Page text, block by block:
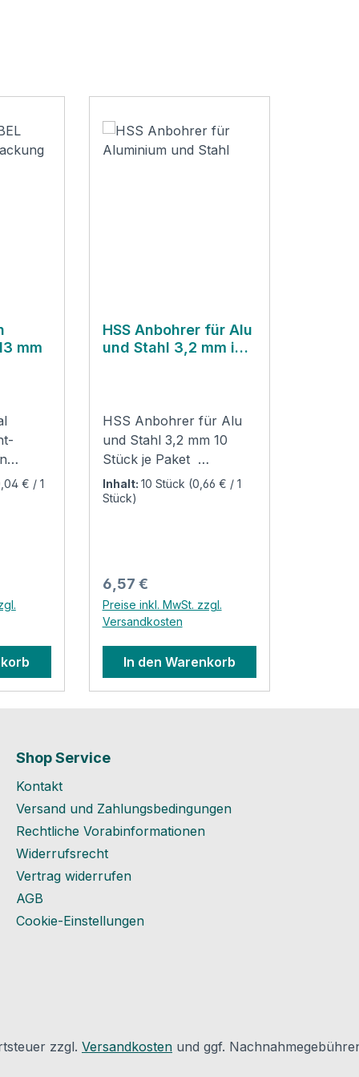
mm
für
des
und
€ / 1
HSS Anbohrer für Alu
und Stahl 3,2 mm im
HSS Anbohrer für Alu
und Stahl 3,2 mm 10
Stück je Paket
Verwendung: HSS
Anbohrer sind speziell
1897 geschliffen Type N
rechtsschneidend
zylindrisch extra kurz
Bohrdurchmesser 3,2
Gesamtlänge 40 mm
Produktsicherheit und
4D - 40699 ErkrathMail:
Inhalt: 10 Stück (0,66 € / 1
Stück)
Regulärer Preis:
6,57 €
Preise inkl. MwSt. zzgl.
Versandkosten
In den Warenkorb
Shop Service
Kontakt
Versand und Zahlungsbedingungen
Rechtliche Vorabinformationen
Widerrufsrecht
Vertrag widerrufen
AGB
Cookie-Einstellungen
zzgl. Versandkosten und ggf.